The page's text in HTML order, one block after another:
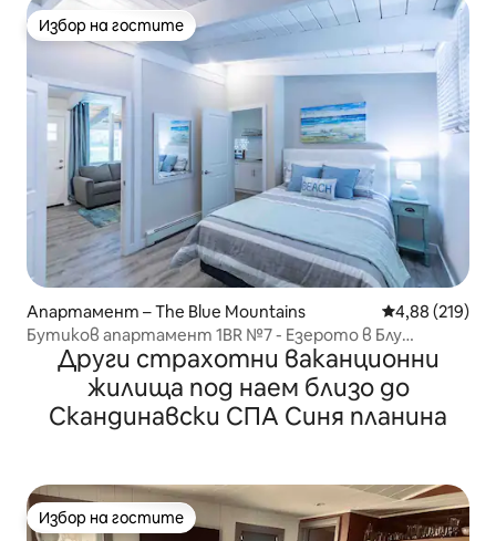
Избор на гостите
Избор на гостите
Апартамент – The Blue Mountains Средна
4,88 (219)
Бутиков апартамент 1BR №7 - Езерото в Блу
Маунтинс
Други страхотни ваканционни
жилища под наем близо до
Скандинавски СПА Синя планина
Избор на гостите
Избор на гостите